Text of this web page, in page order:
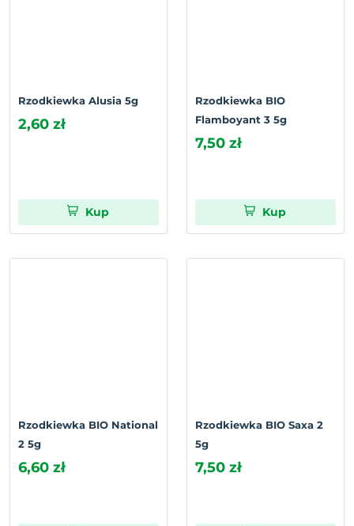
Rzodkiewka Alusia 5g
2,60 zł
Kup
Rzodkiewka BIO
Flamboyant 3 5g
7,50 zł
Kup
Rzodkiewka BIO National
2 5g
6,60 zł
Rzodkiewka BIO Saxa 2
5g
7,50 zł